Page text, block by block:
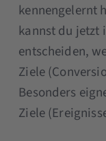
kennengelernt
kannst du jetzt
entscheiden,
Ziele
Besonders
Ziele